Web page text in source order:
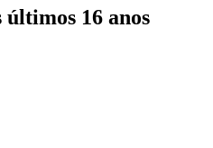
16 anos